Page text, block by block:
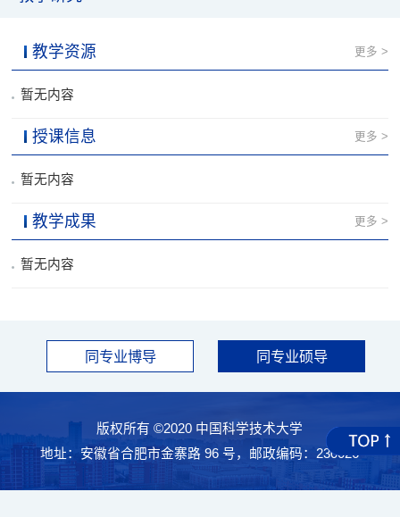
教学资源 更多 >
暂无内容
授课信息 更多 >
暂无内容
教学成果 更多 >
暂无内容
同专业博导 同专业硕导
版权所有 ©2020 中国科学技术大学
地址：安徽省合肥市金寨路 96 号，邮政编码：230026